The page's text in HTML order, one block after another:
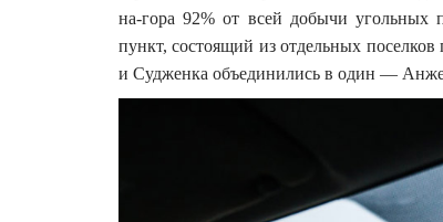
на-гора 92% от всей добычи угольных
пункт, состоящий из отдельных
и Судженка объединились в один —